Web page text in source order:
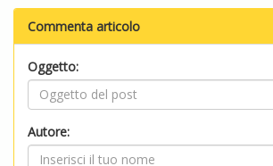
Commenta articolo
Oggetto:
Autore: